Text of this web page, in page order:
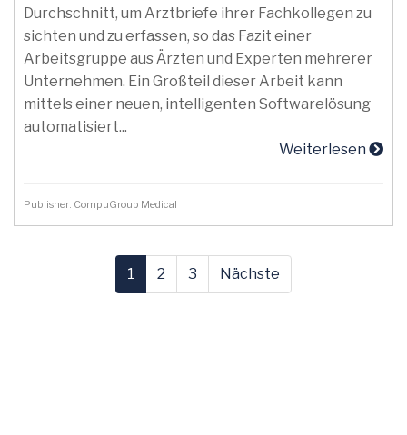
Durchschnitt, um Arztbriefe ihrer Fachkollegen zu
sichten und zu erfassen, so das Fazit einer
Arbeitsgruppe aus Ärzten und Experten mehrerer
Unternehmen. Ein Großteil dieser Arbeit kann
mittels einer neuen, intelligenten Softwarelösung
automatisiert...
Weiterlesen
Publisher: CompuGroup Medical
1 2 3 Nächste